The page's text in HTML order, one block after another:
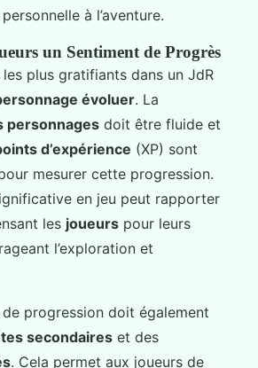
à l’aventure.
un Sentiment de Progrès
les plus gratifiants dans un JdR
évoluer. La
personnages doit être fluide et
d’expérience (XP) sont
mesurer cette progression.
en jeu peut rapporter
les joueurs pour leurs
l’exploration et
progression doit également
secondaires et des
. Cela permet aux joueurs de